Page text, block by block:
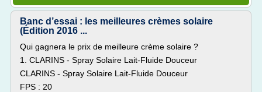
Banc d’essai : les meilleures crèmes solaire
(Édition 2016 ...
Qui gagnera le prix de meilleure crème solaire ?
1. CLARINS - Spray Solaire Lait-Fluide Douceur
CLARINS - Spray Solaire Lait-Fluide Douceur
FPS : 20